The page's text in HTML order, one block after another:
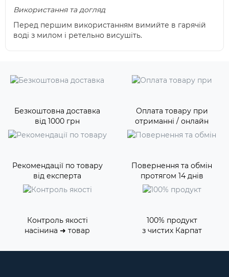
Використання та догляд
Перед першим використанням вимийте в гарячій
воді з милом і ретельно висушіть.
Безкоштовна доставка
від 1000 грн
Оплата товару при
отриманні / онлайн
Рекомендації по товару
від експерта
Повернення та обмін
протягом 14 днів
Контроль якості
насінина ➜ товар
100% продукт
з чистих Карпат